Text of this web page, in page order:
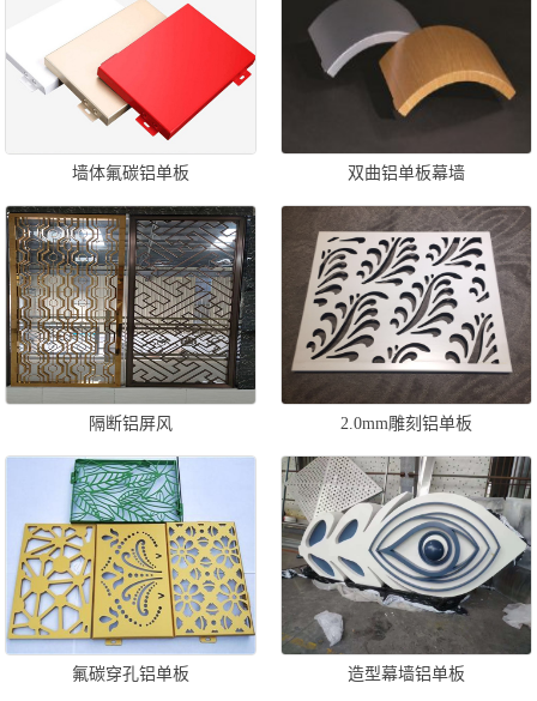
墙体氟碳铝单板 双曲铝单板幕墙
隔断铝屏风 2.0mm雕刻铝单板
氟碳穿孔铝单板 造型幕墙铝单板